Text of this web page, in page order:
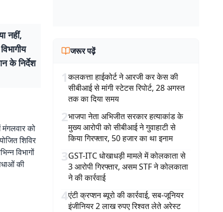
नहीं,
के निर्देश
को
शिविर
विभागों
की
जरूर पढ़ें
1कलकत्ता हाईकोर्ट ने आरजी कर केस की
सीबीआई से मांगी स्टेटस रिपोर्ट, 28 अगस्त
तक का दिया समय
2भाजपा नेता अभिजीत सरकार हत्याकांड के
मुख्य आरोपी को सीबीआई ने गुवाहाटी से
किया गिरफ्तार, 50 हजार का था इनाम
3GST-ITC धोखाधड़ी मामले में कोलकाता से
3 आरोपी गिरफ्तार, असम STF ने कोलकाता
ने की कार्रवाई
4एंटी क्रप्शन ब्यूरो की कार्रवाई, सब-जूनियर
इंजीनियर 2 लाख रुपए रिश्वत लेते अरेस्ट